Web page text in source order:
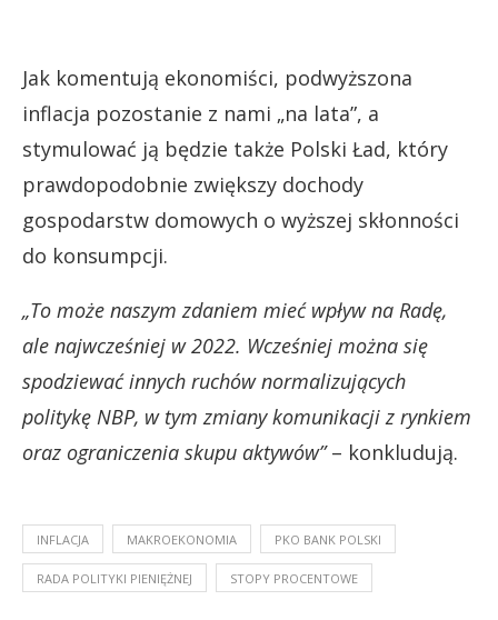
Jak komentują ekonomiści, podwyższona
inflacja pozostanie z nami „na lata”, a
stymulować ją będzie także Polski Ład, który
prawdopodobnie zwiększy dochody
gospodarstw domowych o wyższej skłonności
do konsumpcji.
„To może naszym zdaniem mieć wpływ na Radę,
ale najwcześniej w 2022. Wcześniej można się
spodziewać innych ruchów normalizujących
politykę NBP, w tym zmiany komunikacji z rynkiem
oraz ograniczenia skupu aktywów”– konkludują.
INFLACJA MAKROEKONOMIA PKO BANK POLSKI
RADA POLITYKI PIENIĘŻNEJ STOPY PROCENTOWE